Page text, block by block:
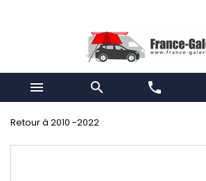
  phone
Retour à 2010 -2022